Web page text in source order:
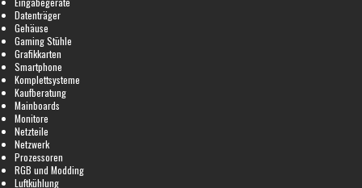
Datenträger
Gehäuse
Gaming Stühle
Grafikkarten
Smartphone
Komplettsysteme
Kaufberatung
Mainboards
Monitore
Netzteile
Netzwerk
Prozessoren
RGB und Modding
Luftkühlung